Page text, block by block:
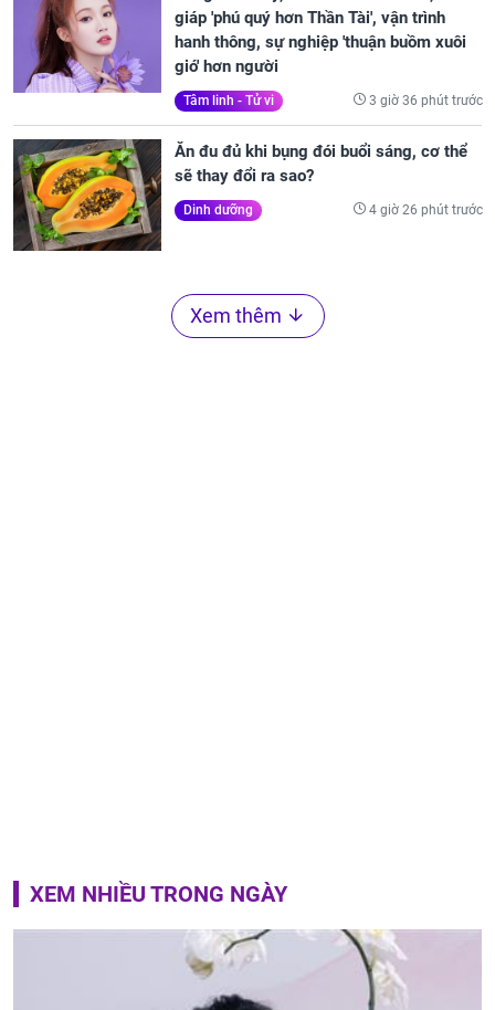
giáp 'phú quý hơn Thần Tài', vận trình
hanh thông, sự nghiệp 'thuận buồm xuôi
gió' hơn người
Tâm linh - Tử vi 3 giờ 36 phút trước
Ăn đu đủ khi bụng đói buổi sáng, cơ thể
sẽ thay đổi ra sao?
Dinh dưỡng 4 giờ 26 phút trước
Xem thêm
XEM NHIỀU TRONG NGÀY